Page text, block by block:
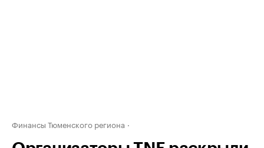
Финансы Тюменского региона